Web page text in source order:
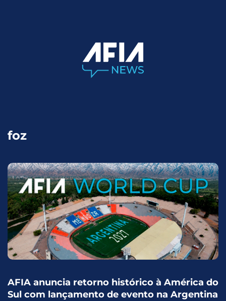
foz
AFIA anuncia retorno histórico à América do
Sul com lançamento de evento na Argentina